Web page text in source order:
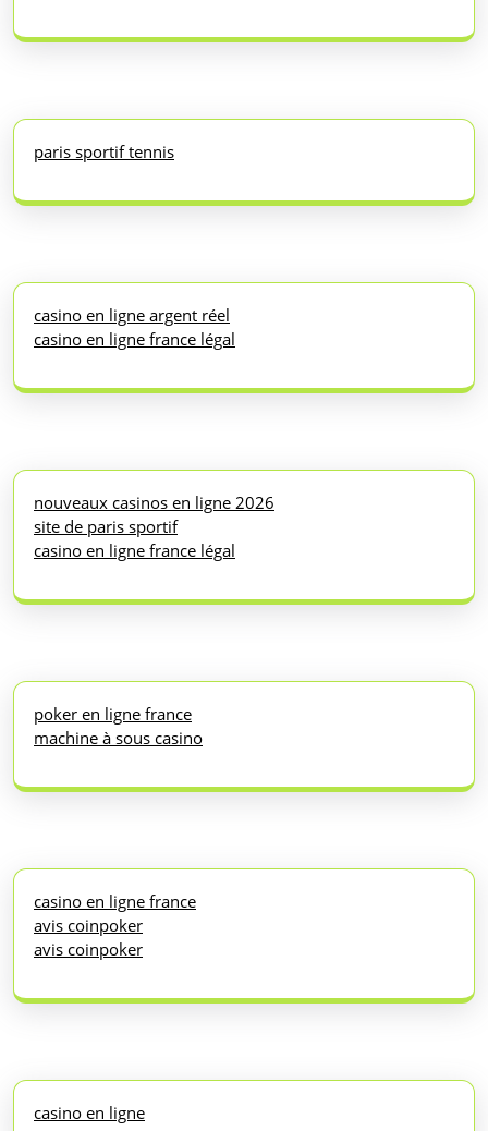
paris sportif tennis
casino en ligne argent réel
casino en ligne france légal
nouveaux casinos en ligne 2026
site de paris sportif
casino en ligne france légal
poker en ligne france
machine à sous casino
casino en ligne france
avis coinpoker
avis coinpoker
casino en ligne